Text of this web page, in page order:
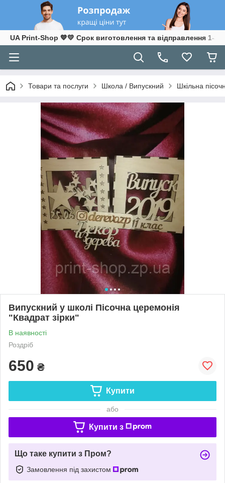
UA Print-Shop ​💙💛 Срок виготовлення та відправлення 1-3
Товари та послуги Школа / Випускний Шкільна
Випускний у школі Пісочна церемонія
"Квадрат зірки"
В наявності
Роздріб
650 ₴
Купити
або
Купити з
Що таке купити з Пром?
Замовлення під захистом